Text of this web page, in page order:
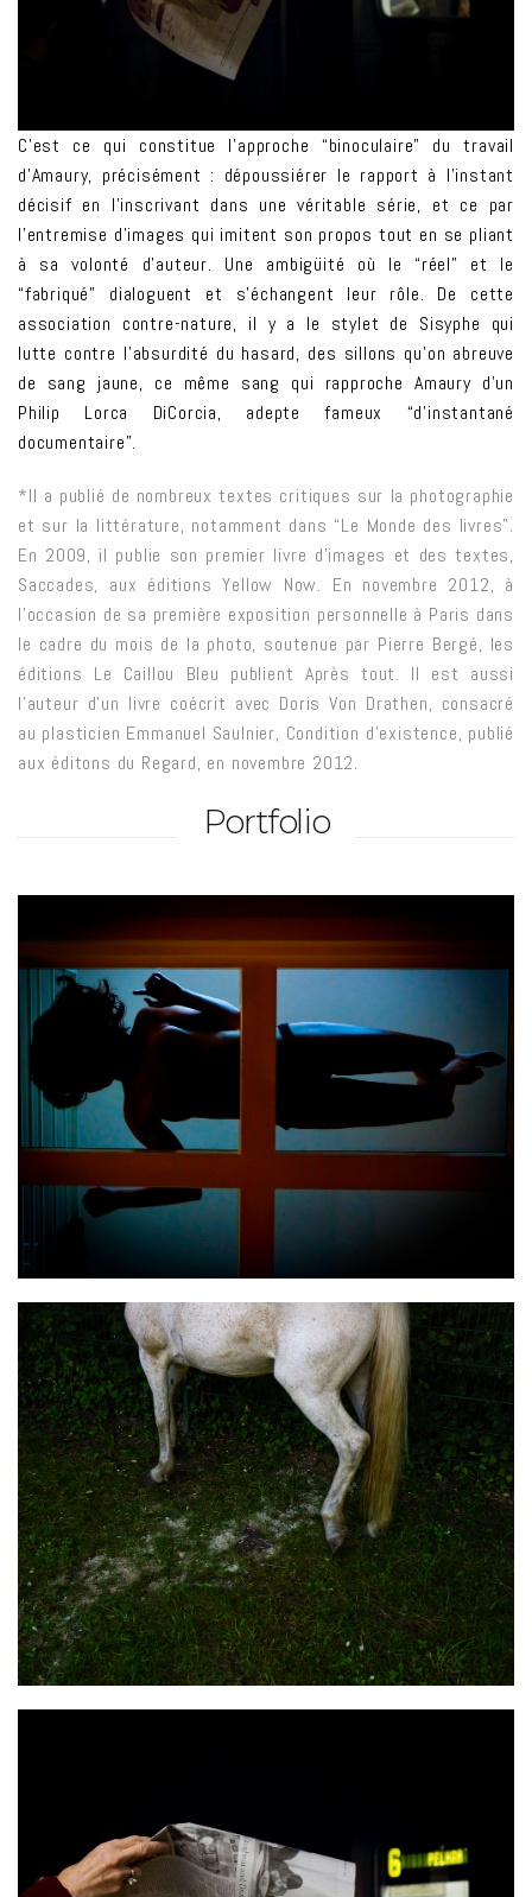
C’est ce qui constitue l’approche “binoculaire” du travail
d’Amaury, précisément : dépoussiérer le rapport à l’instant
décisif en l’inscrivant dans une véritable série, et ce par
l’entremise d’images qui imitent son propos tout en se pliant
à sa volonté d’auteur. Une ambigüité où le “réel” et le
“fabriqué” dialoguent et s’échangent leur rôle. De cette
association contre-nature, il y a le stylet de Sisyphe qui
lutte contre l’absurdité du hasard, des sillons qu’on abreuve
de sang jaune, ce même sang qui rapproche Amaury d’un
Philip Lorca DiCorcia, adepte fameux “d’instantané
documentaire”.
*Il a publié de nombreux textes critiques sur la photographie
et sur la littérature, notamment dans “Le Monde des livres”.
En 2009, il publie son premier livre d’images et des textes,
Saccades, aux éditions Yellow Now. En novembre 2012, à
l’occasion de sa première exposition personnelle à Paris dans
le cadre du mois de la photo, soutenue par Pierre Bergé, les
éditions Le Caillou Bleu publient Après tout. Il est aussi
l’auteur d’un livre coécrit avec Doris Von Drathen, consacré
au plasticien Emmanuel Saulnier, Condition d’existence, publié
aux éditons du Regard, en novembre 2012.
Portfolio